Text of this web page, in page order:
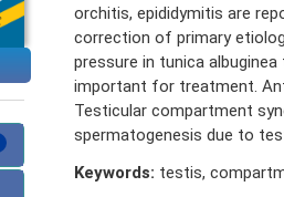
orchitis, epididymitis are
correction of primary
pressure in tunica
important for treatment.
Testicular compartment
spermatogenesis due to
Keywords: testis,